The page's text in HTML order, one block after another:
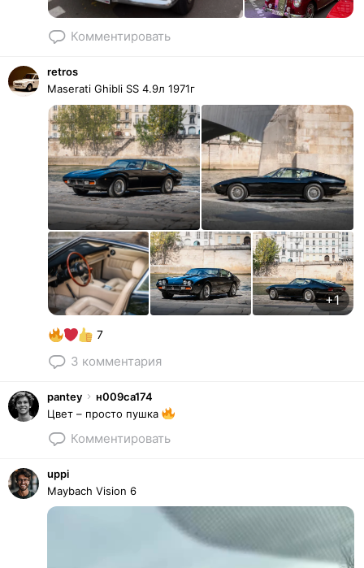
Комментировать
retros
Maserati Ghibli SS 4.9л 1971г
+1
7
3 комментария
pantey н009са174
Цвет – просто пушка
Комментировать
uppi
Maybach Vision 6